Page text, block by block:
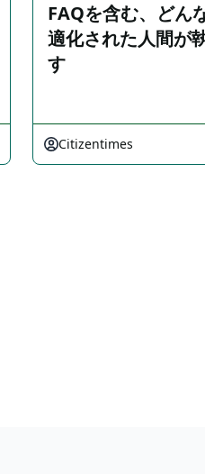
FAQを含む、どん
適化された人間が
す
Citizentimes